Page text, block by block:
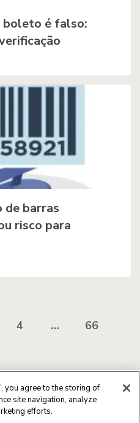
boleto é falso:
de barras
risco para
4 … 66
you agree to the storing of
site navigation, analyze
efforts.